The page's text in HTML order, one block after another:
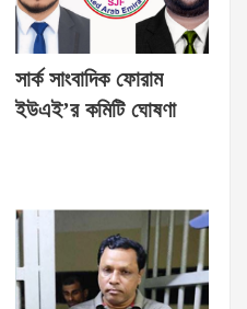
সার্ক সাংবাদিক ফোরাম
ইউএই’র কমিটি ঘোষণা